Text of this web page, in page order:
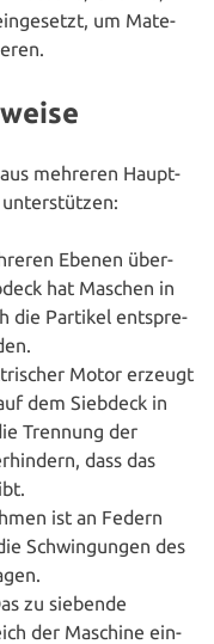
um Mate­
mehreren Haupt­
Ebenen über­
hat Maschen in
die Partikel ent­spre­
Motor erzeugt
dem Siebdeck in
Trennung der
dass das
ist an Federn
Schwin­gun­gen des
zu siebende
der Maschine ein­